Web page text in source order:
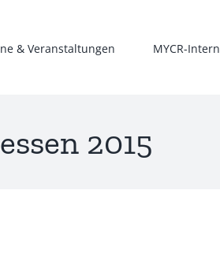
& Veranstaltungen MYCR-Intern
2015